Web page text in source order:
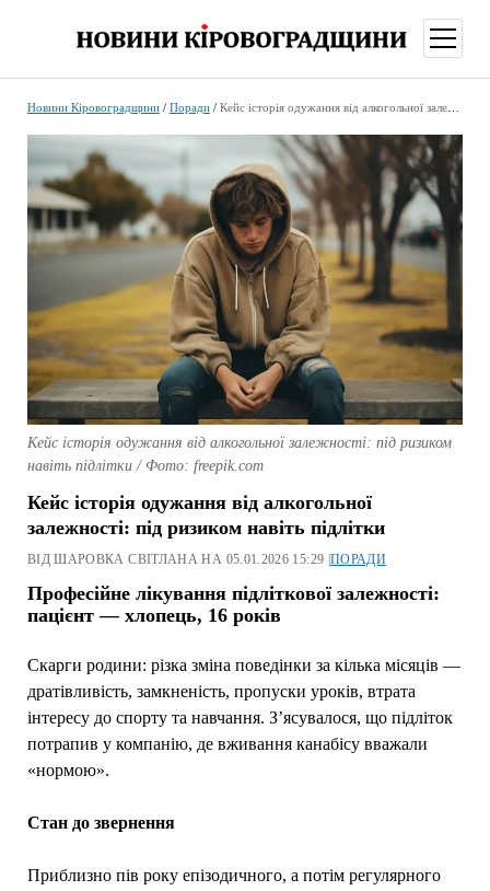
меню
Новини Кіровоградщини/ Поради/ Кейс історія одужання від алкогольної залежності: під ризиком навіть підлітки
Кейс історія одужання від алкогольної залежності: під ризиком
навіть підлітки / Фото: freepik.com
Кейс історія одужання від алкогольної
залежності: під ризиком навіть підлітки
ВІД ШАРОВКА СВІТЛАНА НА 05.01.2026 15:29 |ПОРАДИ
Професійне лікування підліткової залежності:
пацієнт — хлопець, 16 років
Скарги родини: різка зміна поведінки за кілька місяців —
дратівливість, замкненість, пропуски уроків, втрата
інтересу до спорту та навчання. З’ясувалося, що підліток
потрапив у компанію, де вживання канабісу вважали
«нормою».
Стан до звернення
Приблизно пів року епізодичного, а потім регулярного